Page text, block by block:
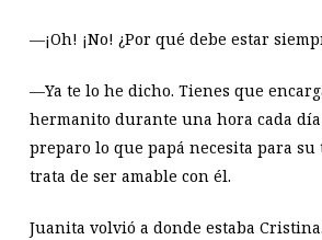
—¡Oh! ¡No! ¿Por qué debe estar
—Ya te lo he dicho. Tienes que
hermanito durante una hora cada
preparo lo que papá necesita para su
trata de ser amable con él.
Juanita volvió a donde estaba